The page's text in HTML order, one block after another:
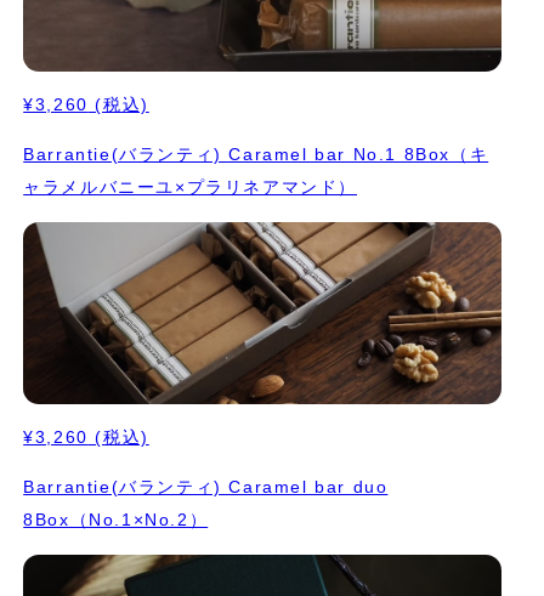
¥3,260 (税込)
Barrantie(バランティ) Caramel bar No.1 8Box（キ
ャラメルバニーユ×プラリネアマンド）
¥3,260 (税込)
Barrantie(バランティ) Caramel bar duo
8Box（No.1×No.2）